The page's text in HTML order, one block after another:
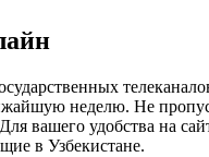
неделю. Не
вашего удобства на
в Узбекистане.